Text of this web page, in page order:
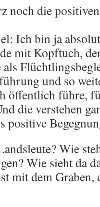
noch die
Ich bin ja
mit Kopftuch,
als
und so
öffentlich führe,
die verstehen
positive
Wie
Wie sieht da
mit dem Graben,